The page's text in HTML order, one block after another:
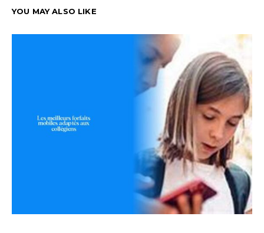
YOU MAY ALSO LIKE